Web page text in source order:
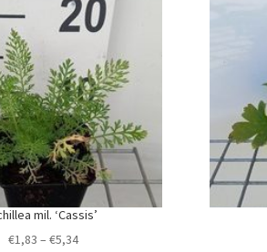
mil. ‘Cassis’
€1,83 – €5,34Price